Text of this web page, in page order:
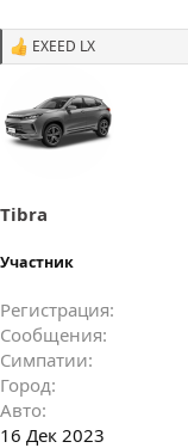
С
п
а
т
:
EXEED LX
Tibra
Участник
Регистрация
Сообщения
Симпатии
Город
Авто
16 Дек 2023